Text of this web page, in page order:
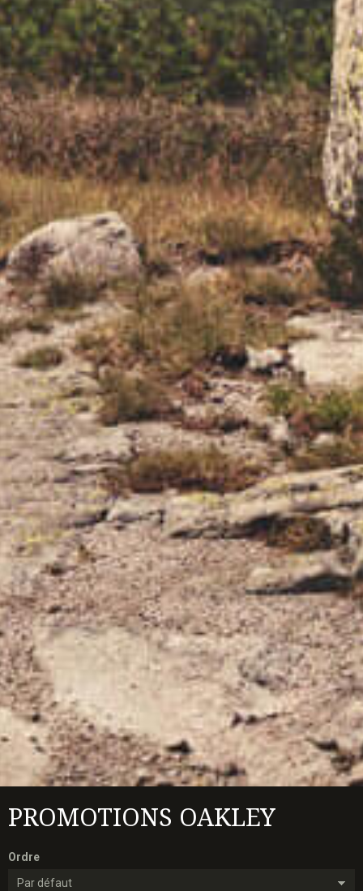
PROMOTIONS OAKLEY
Ordre